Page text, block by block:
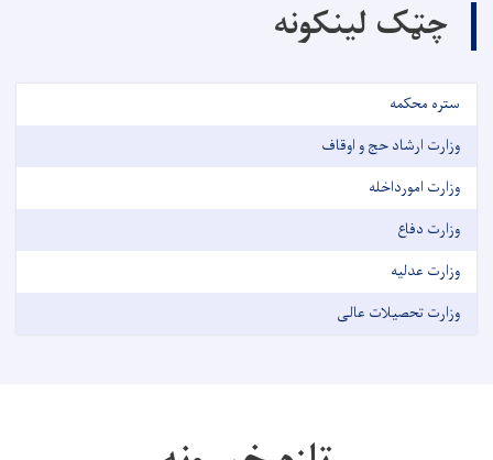
چټک لینکونه
ستره محکمه
وزارت ارشاد حج و اوقاف
وزارت امورداخله
وزارت دفاع
وزارت عدلیه
وزارت تحصیلات عالی